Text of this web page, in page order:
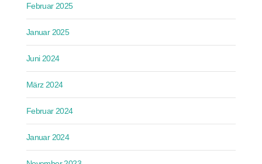
Februar 2025
Januar 2025
Juni 2024
März 2024
Februar 2024
Januar 2024